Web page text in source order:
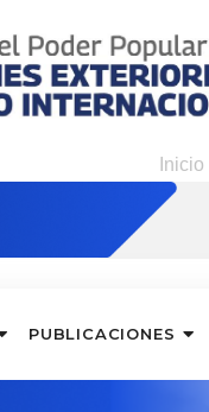
Inicio
PUBLICACIONES